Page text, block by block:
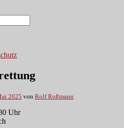
2025 von Rolf Roßmann
Uhr